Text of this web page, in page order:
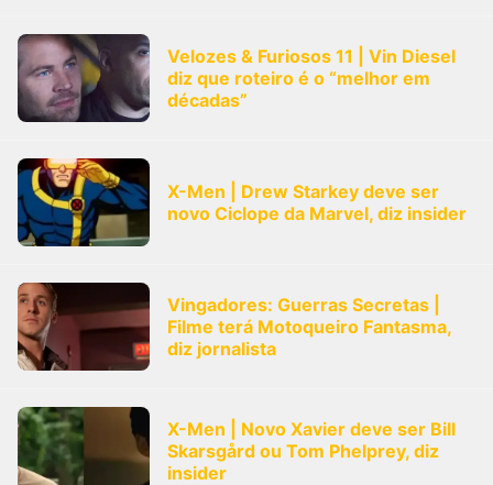
Velozes & Furiosos 11 | Vin Diesel
diz que roteiro é o “melhor em
décadas”
X-Men | Drew Starkey deve ser
novo Ciclope da Marvel, diz insider
Vingadores: Guerras Secretas |
Filme terá Motoqueiro Fantasma,
diz jornalista
X-Men | Novo Xavier deve ser Bill
Skarsgård ou Tom Phelprey, diz
insider